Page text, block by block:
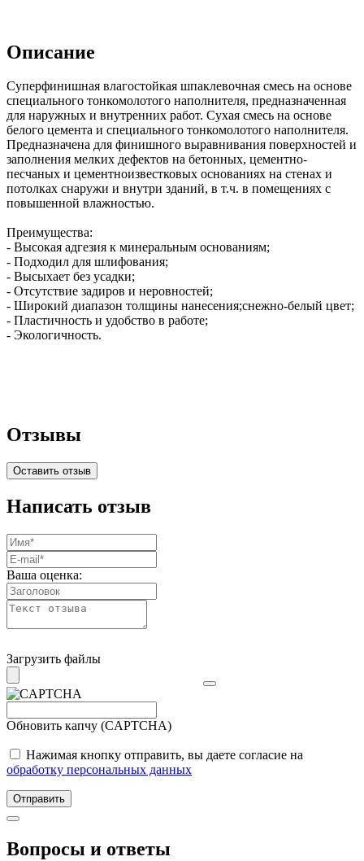
Описание
Суперфинишная влагостойкая шпаклевочная смесь на основе
специального тонкомолотого наполнителя, предназначенная
для наружных и внутренних работ. Сухая смесь на основе
белого цемента и специального тонкомолотого наполнителя.
Предназначена для финишного выравнивания поверхностей и
заполнения мелких дефектов на бетонных, цементно-
песчаных и цементно­известковых основаниях на стенах и
потолках снаружи и внутри зданий, в т.ч. в помещениях с
повышенной влажностью.
Преимущества:
- Высокая адгезия к минеральным основаниям;
- Подходил для шлифования;
- Высыхает без усадки;
- Отсутствие задиров и неровностей;
- Широкий диапазон толщины нанесения;снежно-белый цвет;
- Пластичность и удобство в работе;
- Экологичность.
Отзывы
Оставить отзыв
Написать отзыв
Ваша оценка:
Загрузить файлы
Обновить капчу (CAPTCHA)
Нажимая кнопку отправить, вы даете согласие на
обработку персональных данных
Отправить
Вопросы и ответы